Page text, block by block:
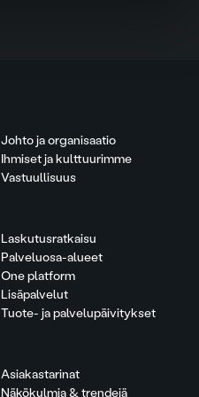
Johto ja organisaatio
Ihmiset ja kulttuurimme
Vastuullisuus
Laskutusratkaisu
Palveluosa-alueet
One platform
Lisäpalvelut
Tuote- ja palvelupäivitykset
Asiakastarinat
Näkökulmia & trendejä